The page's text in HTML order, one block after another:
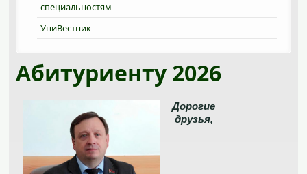
специальностям
УниВестник
Абитуриенту 2026
Дорогие
друзья,